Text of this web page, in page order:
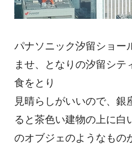
パナソニック汐留ショー
ませ、となりの汐留シテ
食をとり
見晴らしがいいので、銀
ると茶色い建物の上に白
のオブジェのようなもの